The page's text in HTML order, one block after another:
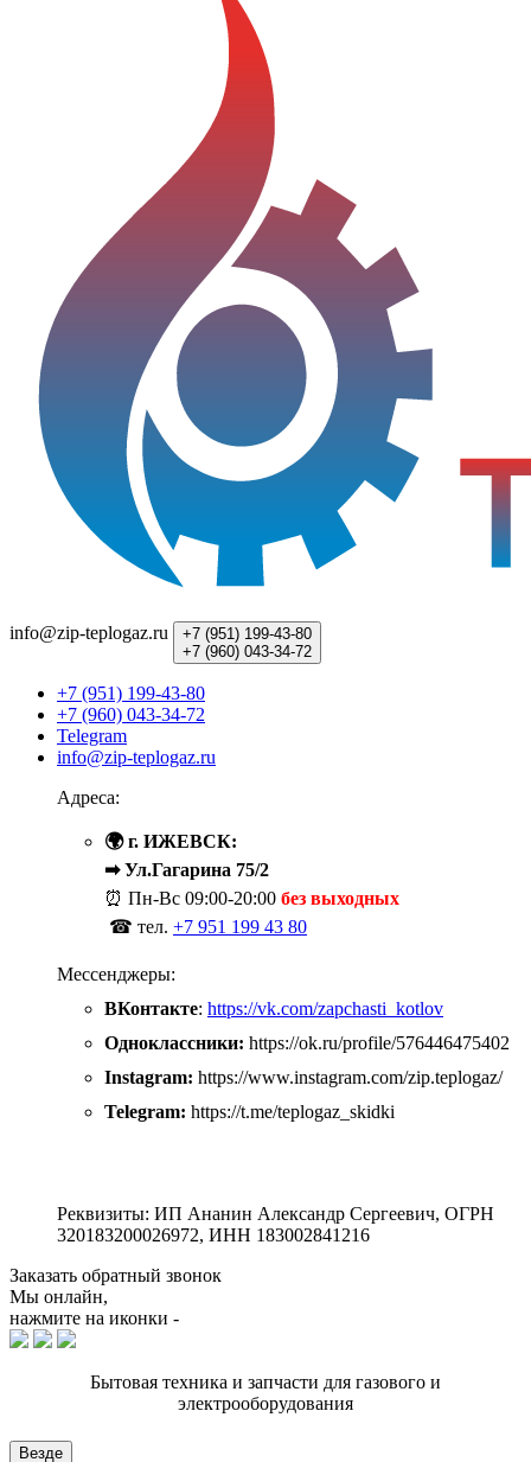
info@zip-teplogaz.ru +7 (951) 199-43-80
+7 (960) 043-34-72
+7 (951) 199-43-80
+7 (960) 043-34-72
Telegram
info@zip-teplogaz.ru
Адреса:
🌍 г. ИЖЕВСК:
➡ Ул.Гагарина 75/2
⏰ Пн-Вс 09:00-20:00 без выходных
☎ тел. +7 951 199 43 80
Мессенджеры:
ВКонтакте: https://vk.com/zapchasti_kotlov
Одноклассники: https://ok.ru/profile/576446475402
Instagram: https://www.instagram.com/zip.teplogaz/
Telegram: https://t.me/teplogaz_skidki
Реквизиты: ИП Ананин Александр Сергеевич, ОГРН
320183200026972, ИНН 183002841216
Заказать обратный звонок
Мы онлайн,
нажмите на иконки -
Бытовая техника и запчасти для газового и
электрооборудования
Везде